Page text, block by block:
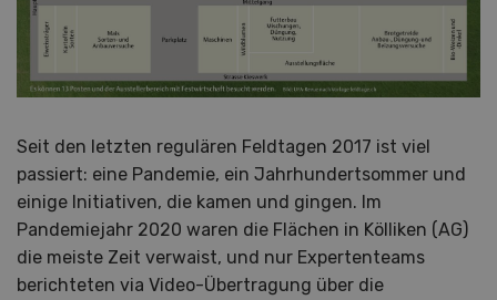
Seit den letzten regulären Feldtagen 2017 ist viel
passiert: eine Pandemie, ein Jahrhundertsommer und
einige Initiativen, die kamen und gingen. Im
Pandemiejahr 2020 waren die Flächen in Kölliken (AG)
die meiste Zeit verwaist, und nur Expertenteams
berichteten via Video-Übertragung über die